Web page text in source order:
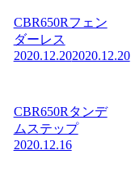
CBR650Rフェン
ダーレス
2020.12.202020.12.20
CBR650Rタンデ
ムステップ
2020.12.16